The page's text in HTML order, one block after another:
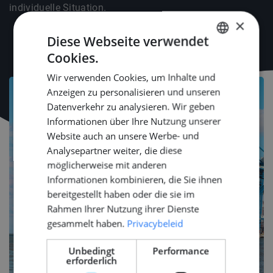
individuelle Situation.
ENGLISH
×
Diese Webseite verwendet
Cookies.
Wir verwenden Cookies, um Inhalte und
Anzeigen zu personalisieren und unseren
Datenverkehr zu analysieren. Wir geben
Informationen über Ihre Nutzung unserer
Website auch an unsere Werbe- und
Analysepartner weiter, die diese
möglicherweise mit anderen
Informationen kombinieren, die Sie ihnen
bereitgestellt haben oder die sie im
Rahmen Ihrer Nutzung ihrer Dienste
gesammelt haben. Privacybeleid
Unbedingt
erforderlich
Performance